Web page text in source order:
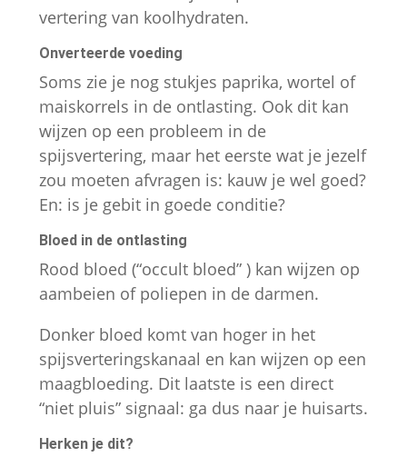
vertering van koolhydraten.
Onverteerde voeding
Soms zie je nog stukjes paprika, wortel of
maiskorrels in de ontlasting. Ook dit kan
wijzen op een probleem in de
spijsvertering, maar het eerste wat je jezelf
zou moeten afvragen is: kauw je wel goed?
En: is je gebit in goede conditie?
Bloed in de ontlasting
Rood bloed (“occult bloed” ) kan wijzen op
aambeien of poliepen in de darmen.
Donker bloed komt van hoger in het
spijsverteringskanaal en kan wijzen op een
maagbloeding. Dit laatste is een direct
“niet pluis” signaal: ga dus naar je huisarts.
Herken je dit?